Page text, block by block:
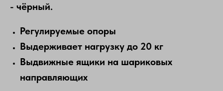
- чёрный.
Регулируемые опоры
Выдерживает нагрузку до 20 кг
Выдвижные ящики на шариковых
направляющих